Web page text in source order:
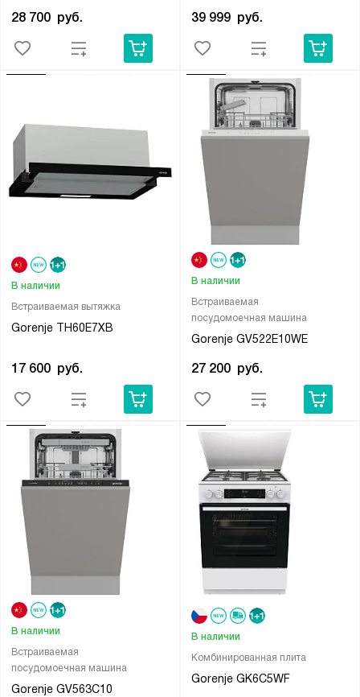
28 700 руб. 39 999 руб.
Встраиваемая вытяжка
Gorenje TH60E7XB
В наличии
17 600 руб.
Встраиваемая
посудомоечная машина
Gorenje GV522E10WE
В наличии
27 200 руб.
Встраиваемая
посудомоечная машина
Gorenje GV563C10
В наличии
Комбинированная плита
Gorenje GK6C5WF
В наличии